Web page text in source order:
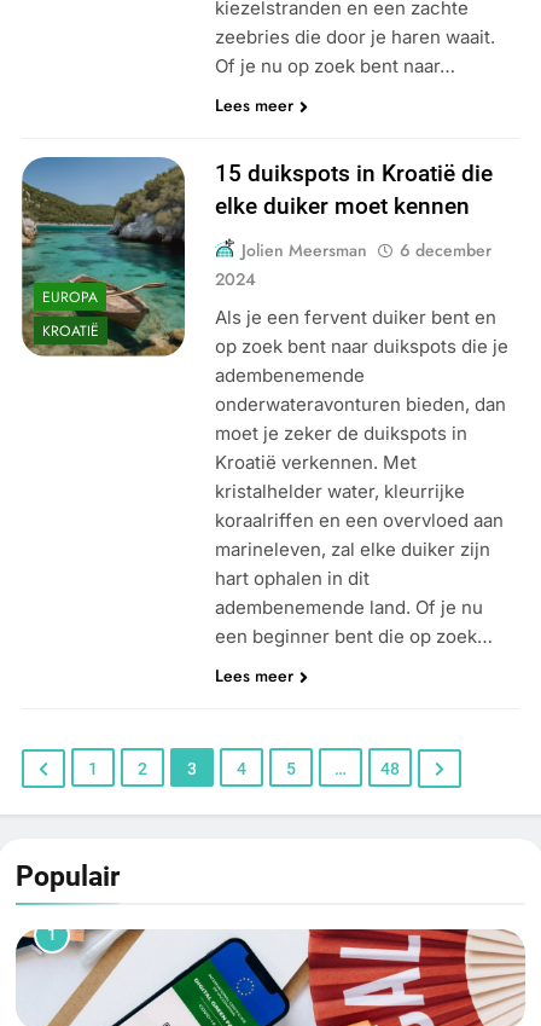
kiezelstranden en een zachte
zeebries die door je haren waait.
Of je nu op zoek bent naar…
Lees meer
EUROPA
KROATIË
15 duikspots in Kroatië die
elke duiker moet kennen
Jolien Meersman
6 december
2024
Als je een fervent duiker bent en
op zoek bent naar duikspots die je
adembenemende
onderwateravonturen bieden, dan
moet je zeker de duikspots in
Kroatië verkennen. Met
kristalhelder water, kleurrijke
koraalriffen en een overvloed aan
marineleven, zal elke duiker zijn
hart ophalen in dit
adembenemende land. Of je nu
een beginner bent die op zoek…
Lees meer
1 2 3 4 5 … 48
Populair
1